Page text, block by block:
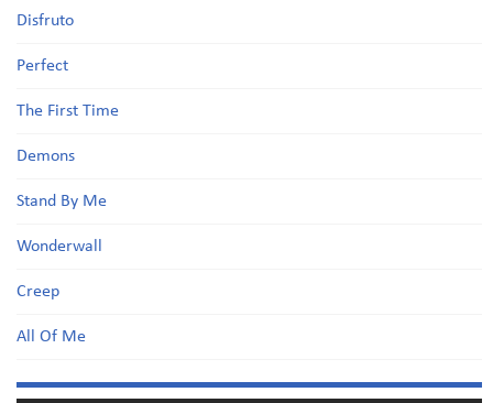
Disfruto
Perfect
The First Time
Demons
Stand By Me
Wonderwall
Creep
All Of Me